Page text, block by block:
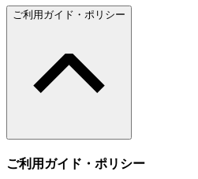
ご利用ガイド・ポリシー
ご利用ガイド・ポリシー